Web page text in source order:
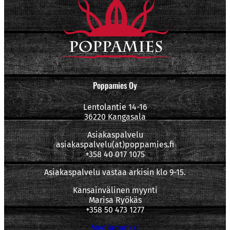
Poppamies Oy
Lentolantie 14-16
36220 Kangasala
Asiakaspalvelu
asiakaspalvelu(at)poppamies.fi
+358 40 017 1075
Asiakaspalvelu vastaa arkisin klo 9-15.
Kansainvälinen myynti
Marisa Ryökäs
+358 50 473 1277
Mediapankki